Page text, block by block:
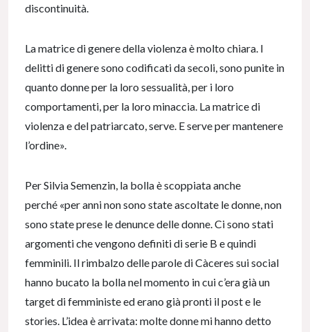
discontinuità.
La matrice di genere della violenza è molto chiara. I
delitti di genere sono codificati da secoli, sono punite in
quanto donne per la loro sessualità, per i loro
comportamenti, per la loro minaccia. La matrice di
violenza e del patriarcato, serve. E serve per mantenere
l’ordine».
Per Silvia Semenzin, la bolla è scoppiata anche
perché «per anni non sono state ascoltate le donne, non
sono state prese le denunce delle donne. Ci sono stati
argomenti che vengono definiti di serie B e quindi
femminili. Il rimbalzo delle parole di Càceres sui social
hanno bucato la bolla nel momento in cui c’era già un
target di femministe ed erano già pronti il post e le
stories. L’idea è arrivata: molte donne mi hanno detto